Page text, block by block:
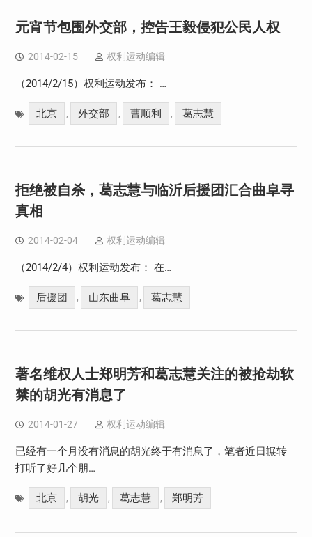
元宵节包围外交部，控告王毅侵犯公民人权
2014-02-15 权利运动编辑
（2014/2/15）权利运动发布： …
北京 , 外交部 , 曹顺利 , 葛志慧
拒绝被自杀，葛志慧与临沂后援团汇合曲阜寻
真相
2014-02-04 权利运动编辑
（2014/2/4）权利运动发布： 在…
后援团 , 山东曲阜 , 葛志慧
著名维权人士郑明芳和葛志慧关注的被抢劫软
禁的胡光有消息了
2014-01-27 权利运动编辑
已经有一个月没有消息的胡光终于有消息了，笔者近日辗转
打听了好几个朋…
北京 , 胡光 , 葛志慧 , 郑明芳